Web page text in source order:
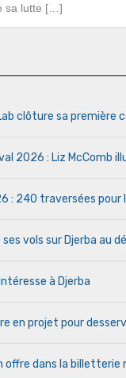
sa lutte […]
clôture sa première
2026 : Liz McComb
: 240 traversées pour
vols sur Djerba au
à Djerba
en projet pour
offre dans la billetterie